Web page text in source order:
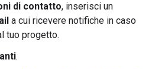
di contatto, inserisci un
a cui ricevere notifiche in caso
tuo progetto.
.